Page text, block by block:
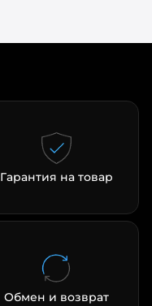
Гарантия на товар
Обмен и возврат